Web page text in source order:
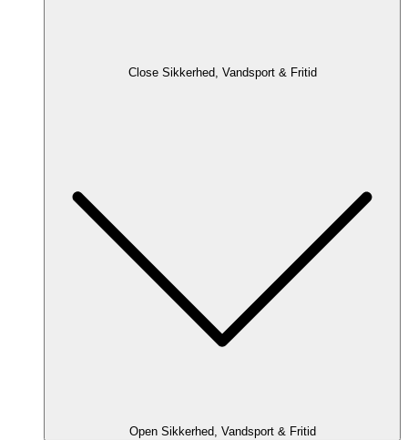
Close Sikkerhed, Vandsport & Fritid
Open Sikkerhed, Vandsport & Fritid